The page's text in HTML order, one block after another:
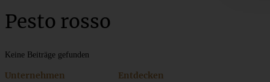
Pesto rosso
Keine Beiträge gefunden
Unternehmen Entdecken